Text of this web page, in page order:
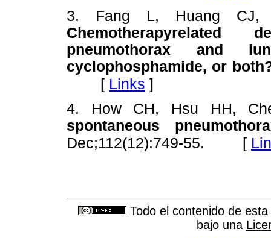
3. Fang L, Huang CJ,
Chemotherapyrelated
pneumothorax and
cyclophosphamide, or
[ Links ]
4. How CH, Hsu HH,
spontaneous
Dec;112(12):749-55.
[
Todo el contenido de
bajo una